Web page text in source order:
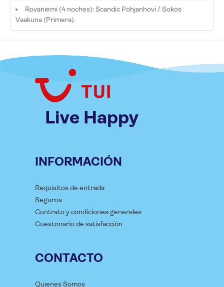
Rovaniemi (4 noches): Scandic Pohjanhovi / Sokos
Vaakuna (Primera).
Live Happy
INFORMACIÓN
Requisitos de entrada
Seguros
Contrato y condiciones generales
Cuestonario de satisfacción
CONTACTO
Quienes Somos